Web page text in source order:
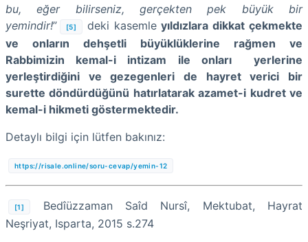
bu, eğer bilirseniz, gerçekten pek büyük bir
yemindir!” [5] deki kasemleyıldızlara dikkat çekmekte
ve onların dehşetli büyüklüklerine rağmen ve
Rabbimizin kemal-i intizam ile onları yerlerine
yerleştirdiğini ve gezegenleri de hayret verici bir
surette döndürdüğünü hatırlatarak azamet-i kudret ve
kemal-i hikmeti göstermektedir.
Detaylı bilgi için lütfen bakınız:
https://risale.online/soru-cevap/yemin-12
[1]
Bedîüzzaman Saîd Nursî, Mektubat, Hayrat
Neşriyat, Isparta, 2015 s.274